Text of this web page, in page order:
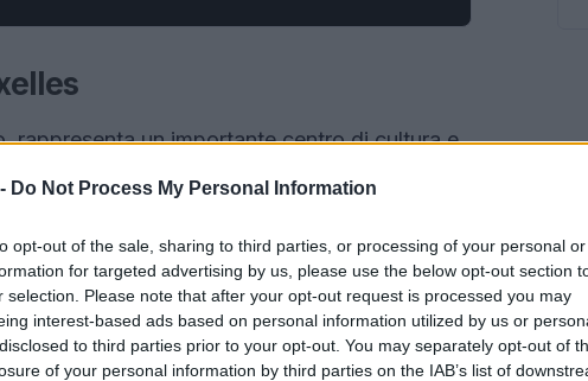
Do Not Process My Personal Information
opt-out of the sale, sharing to third parties, or processing of your personal or
for targeted advertising by us, please use the below opt-out section
selection. Please note that after your opt-out request is processed you may
interest-based ads based on personal information utilized by us or
to third parties prior to your opt-out. You may separately opt-out of
of your personal information by third parties on the IAB’s list of
rappresenta un importante centro di cultura e
per esplorare luoghi incantevoli nelle
e a collegamenti rapidi, è possibile
e tradizioni culinarie uniche in poche ore.
gite di un giorno che possono essere